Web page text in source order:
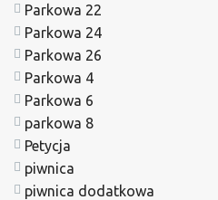
Parkowa 22
Parkowa 24
Parkowa 26
Parkowa 4
Parkowa 6
parkowa 8
Petycja
piwnica
piwnica dodatkowa